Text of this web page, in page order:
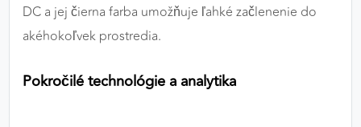
DC a jej čierna farba umožňuje ľahké začlenenie do
akéhokoľvek prostredia.
Pokročilé technológie a analytika